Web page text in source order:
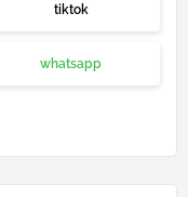
tiktok
whatsapp